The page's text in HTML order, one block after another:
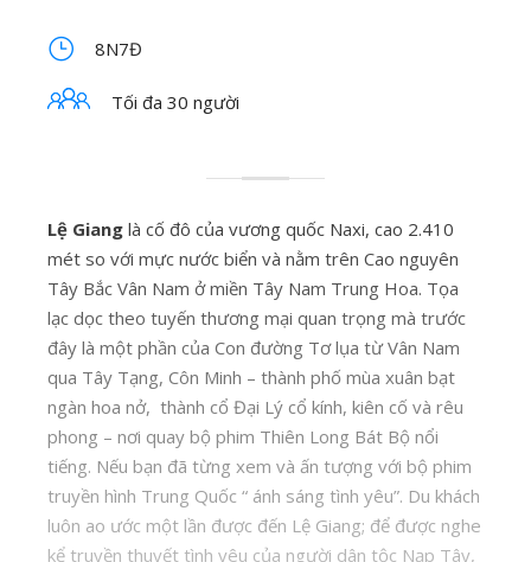
8N7Đ
Tối đa 30 người
Lệ Giang là cố đô của vương quốc Naxi, cao 2.410
mét so với mực nước biển và nằm trên Cao nguyên
Tây Bắc Vân Nam ở miền Tây Nam Trung Hoa. Tọa
lạc dọc theo tuyến thương mại quan trọng mà trước
đây là một phần của Con đường Tơ lụa từ Vân Nam
qua Tây Tạng, Côn Minh – thành phố mùa xuân bạt
ngàn hoa nở, thành cổ Đại Lý cổ kính, kiên cố và rêu
phong – nơi quay bộ phim Thiên Long Bát Bộ nổi
tiếng. Nếu bạn đã từng xem và ấn tượng với bộ phim
truyền hình Trung Quốc “ ánh sáng tình yêu”. Du khách
luôn ao ước một lần được đến Lệ Giang; để được nghe
kể truyền thuyết tình yêu của người dân tộc Nạp Tây,